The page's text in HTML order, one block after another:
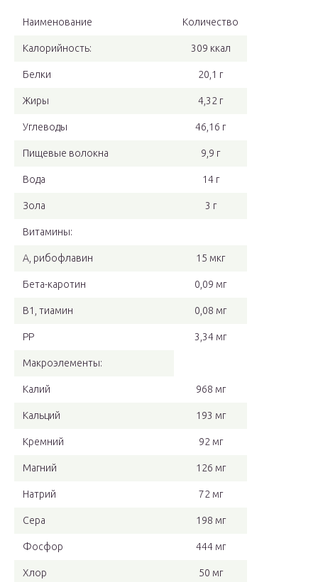
Наименование Количество
Калорийность: 309 ккал
Белки 20,1 г
Жиры 4,32 г
Углеводы 46,16 г
Пищевые волокна 9,9 г
Вода 14 г
Зола 3 г
Витамины:
А, рибофлавин 15 мкг
Бета-каротин 0,09 мг
В1, тиамин 0,08 мг
РР 3,34 мг
Макроэлементы:
Калий 968 мг
Кальций 193 мг
Кремний 92 мг
Магний 126 мг
Натрий 72 мг
Сера 198 мг
Фосфор 444 мг
Хлор 50 мг